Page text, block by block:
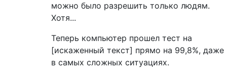
можно было разрешить только людям.
Хотя...
Теперь компьютер прошел тест на
[искаженный текст] прямо на 99,8%, даже
в самых сложных ситуациях.